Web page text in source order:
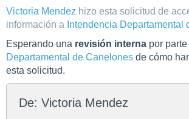
Victoria Mendez hizo esta solicitud de
información a Intendencia Departamental
Esperando una revisión interna por
Departamental de Canelones de cómo
esta solicitud.
De: Victoria Mendez